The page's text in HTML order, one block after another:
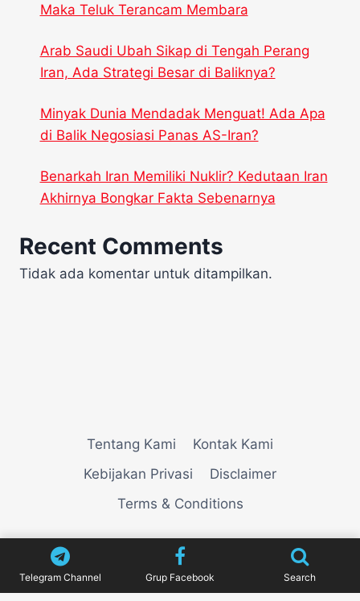
Maka Teluk Terancam Membara
Arab Saudi Ubah Sikap di Tengah Perang
Iran, Ada Strategi Besar di Baliknya?
Minyak Dunia Mendadak Menguat! Ada Apa
di Balik Negosiasi Panas AS-Iran?
Benarkah Iran Memiliki Nuklir? Kedutaan Iran
Akhirnya Bongkar Fakta Sebenarnya
Recent Comments
Tidak ada komentar untuk ditampilkan.
Tentang Kami
Kontak Kami
Kebijakan Privasi
Disclaimer
Terms & Conditions
VIEWNEWZ
Telegram Channel Grup Facebook Search